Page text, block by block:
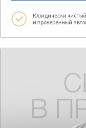
Юридически чистый
и проверенный